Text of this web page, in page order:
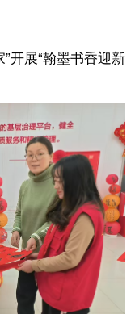
展“翰墨书香迎新